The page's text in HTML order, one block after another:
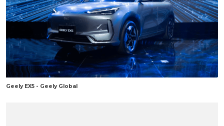
Geely EX5 - Geely Global